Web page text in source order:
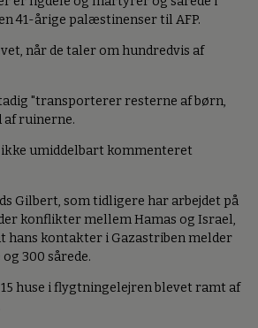
41-årige palæstinenser til AFP.
når de taler om hundredvis af
"transporterer resterne af børn,
ruinerne.
umiddelbart kommenteret
Gilbert, som tidligere har arbejdet på
konflikter mellem Hamas og Israel,
hans kontakter i Gazastriben melder
300 sårede.
huse i flygtningelejren blevet ramt af